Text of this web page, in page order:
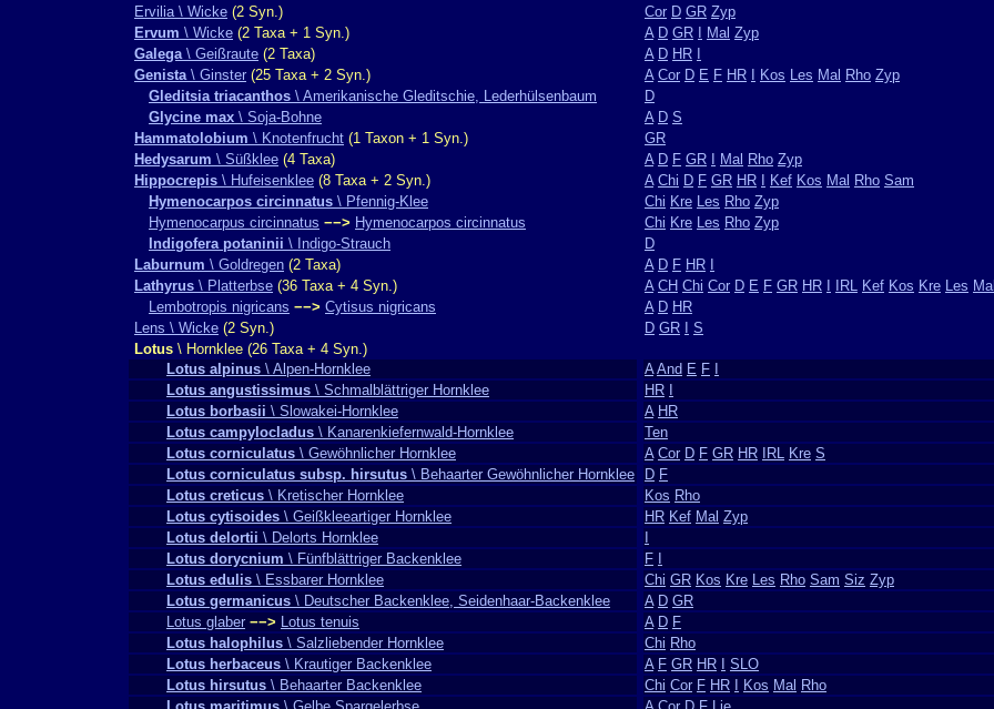
Ervilia \ Wicke (2 Syn.) Cor D GR Zyp
Ervum \ Wicke (2 Taxa + 1 Syn.) A D GR Mal Zyp
Galega\ Geißraute (2 Taxa) A D HR
Genista\ Ginster (25 Taxa + 2 Syn.) A Cor D E F HR Kos Les Mal Rho Zyp
Gleditsia triacanthos \ Amerikanische Gleditschie, Lederhülsenbaum
D
Glycine max \ Soja-Bohne A D S
Hammatolobium \ Knotenfrucht (1 Taxon + 1 Syn.)
GR
Hedysarum \ Süßklee (4 Taxa) A D F GR Mal Rho Zyp
Hippocrepis \ Hufeisenklee (8 Taxa + 2 Syn.) A Chi D F GR HR Kef Kos Mal Rho Sam
Hymenocarpos circinnatus \ Pfennig-Klee Chi Kre Les Rho Zyp
Hymenocarpus circinnatus −−> Hymenocarpos circinnatus Chi Kre Les Rho Zyp
Indigofera potaninii \ Indigo-Strauch
D
Laburnum \ Goldregen (2 Taxa) A D F HR
Lathyrus \ Platterbse (36 Taxa + 4 Syn.) A CH Chi Cor D E F GR HR IRL Kef Kos Kre Les
Lembotropis nigricans −−> Cytisus nigricans A D HR
Lens \ Wicke (2 Syn.) D GR
S
Lotus \ Hornklee (26 Taxa + 4 Syn.)
Lotus alpinus \ Alpen-Hornklee A And E F
Lotus angustissimus \ Schmalblättriger Hornklee HR
Lotus borbasii \ Slowakei-Hornklee A HR
Lotus campylocladus \ Kanarenkiefernwald-Hornklee
Ten
Lotus corniculatus \ Gewöhnlicher Hornklee A Cor D F GR HR IRL Kre S
Lotus corniculatus subsp. hirsutus \ Behaarter Gewöhnlicher Hornklee D F
Lotus creticus \ Kretischer Hornklee Kos Rho
Lotus cytisoides \ Geißkleeartiger Hornklee HR Kef Mal Zyp
Lotus delortii \ Delorts Hornklee
Lotus dorycnium \ Fünfblättriger Backenklee F
Lotus edulis \ Essbarer Hornklee Chi GR Kos Kre Les Rho Sam Siz Zyp
Lotus germanicus \ Deutscher Backenklee, Seidenhaar-Backenklee A D GR
Lotus glaber −−> Lotus tenuis A D F
Lotus halophilus \ Salzliebender Hornklee Chi Rho
Lotus herbaceus \ Krautiger Backenklee A F GR HR
SLO
Lotus hirsutus \ Behaarter Backenklee Chi Cor F HR Kos Mal Rho